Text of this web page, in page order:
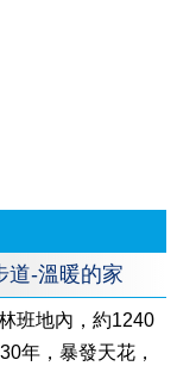
道-溫暖的家
班地內，約1240
年，暴發天花，